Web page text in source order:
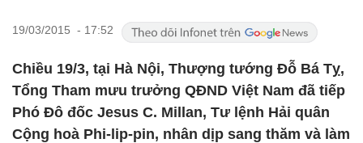
19/03/2015 - 17:52
Chiều 19/3, tại Hà Nội, Thượng tướng Đỗ Bá Tỵ,
Tổng Tham mưu trưởng QĐND Việt Nam đã tiếp
Phó Đô đốc Jesus C. Millan, Tư lệnh Hải quân
Cộng hoà Phi-lip-pin, nhân dịp sang thăm và làm